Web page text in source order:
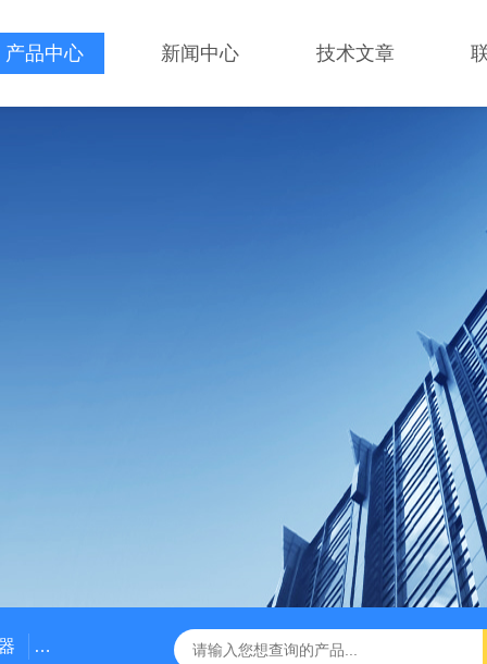
产品中心 新闻中心 技术文章
NE3100电涡流位移传感器 三轴振动传感器 加速度